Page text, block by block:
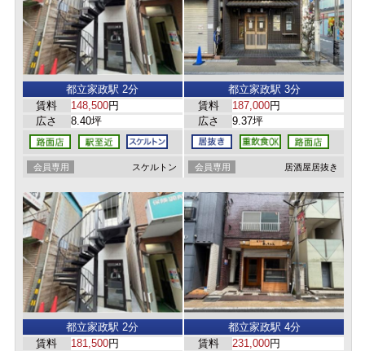
都立家政駅 2分
賃料
148,500円
広さ
8.40坪
会員専用 スケルトン
都立家政駅 3分
賃料
187,000円
広さ
9.37坪
会員専用 居酒屋居抜き
都立家政駅 2分
賃料
181,500円
都立家政駅 4分
賃料
231,000円